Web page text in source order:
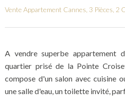
Vente Appartement Cannes, 3 Pièces, 2
A vendre superbe appartement
quartier prisé de la Pointe
compose d'un salon avec cuisine
une salle d'eau, un toilette invité,